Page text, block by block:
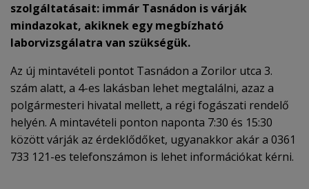
szolgáltatásait: immár Tasnádon is várják
mindazokat, akiknek egy megbízható
laborvizsgálatra van szükségük.
Az új mintavételi pontot Tasnádon a Zorilor utca 3.
szám alatt, a 4-es lakásban lehet megtalálni, azaz a
polgármesteri hivatal mellett, a régi fogászati rendelő
helyén. A mintavételi ponton naponta 7:30 és 15:30
között várják az érdeklődőket, ugyanakkor akár a 0361
733 121-es telefonszámon is lehet információkat kérni.